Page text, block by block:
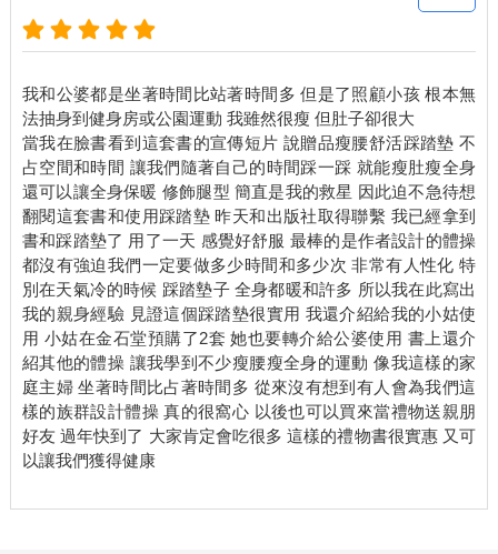
我和公婆都是坐著時間比站著時間多 但是了照顧小孩 根本無
法抽身到健身房或公園運動 我雖然很瘦 但肚子卻很大
當我在臉書看到這套書的宣傳短片 說贈品瘦腰舒活踩踏墊 不
占空間和時間 讓我們隨著自己的時間踩一踩 就能瘦肚瘦全身
還可以讓全身保暖 修飾腿型 簡直是我的救星 因此迫不急待想
翻閱這套書和使用踩踏墊 昨天和出版社取得聯繫 我已經拿到
書和踩踏墊了 用了一天 感覺好舒服 最棒的是作者設計的體操
都沒有強迫我們一定要做多少時間和多少次 非常有人性化 特
別在天氣冷的時候 踩踏墊子 全身都暖和許多 所以我在此寫出
我的親身經驗 見證這個踩踏墊很實用 我還介紹給我的小姑使
用 小姑在金石堂預購了2套 她也要轉介給公婆使用 書上還介
紹其他的體操 讓我學到不少瘦腰瘦全身的運動 像我這樣的家
庭主婦 坐著時間比占著時間多 從來沒有想到有人會為我們這
樣的族群設計體操 真的很窩心 以後也可以買來當禮物送親朋
好友 過年快到了 大家肯定會吃很多 這樣的禮物書很實惠 又可
以讓我們獲得健康